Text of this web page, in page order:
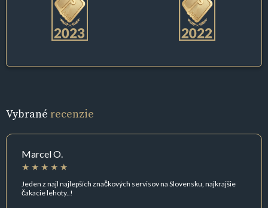
Vybrané recenzie
Marcel O.
Jeden z najl najlepších značkových servisov na Slovensku, najkrajšie
čakacie lehoty..!